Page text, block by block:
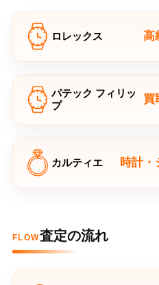
ロレックス 高
パテック フィリッ
プ
買
カルティエ 時計・
FLOW査定の流れ